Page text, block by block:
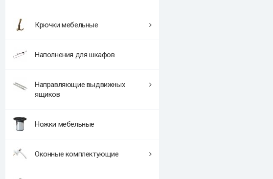
Крючки мебельные
Наполнения для шкафов
Направляющие выдвижных
ящиков
Ножки мебельные
Оконные комплектующие